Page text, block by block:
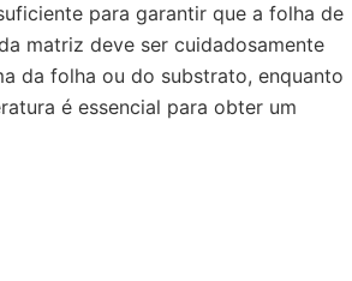
para garantir que a folha de
matriz deve ser cuidadosamente
da folha ou do substrato, enquanto
é essencial para obter um